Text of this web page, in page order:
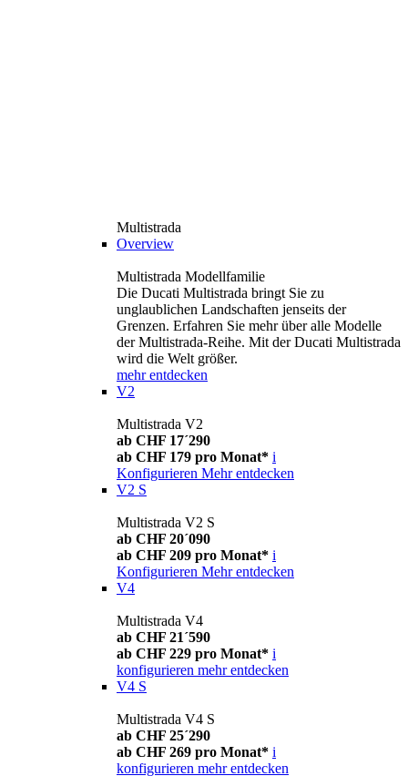
Multistrada
Overview
Multistrada Modellfamilie
Die Ducati Multistrada bringt Sie zu
unglaublichen Landschaften jenseits der
Grenzen. Erfahren Sie mehr über alle Modelle
der Multistrada-Reihe. Mit der Ducati Multistrada
wird die Welt größer.
mehr entdecken
V2
Multistrada V2
ab CHF 17´290
ab CHF 179 pro Monat* i
Konfigurieren Mehr entdecken
V2 S
Multistrada V2 S
ab CHF 20´090
ab CHF 209 pro Monat* i
Konfigurieren Mehr entdecken
V4
Multistrada V4
ab CHF 21´590
ab CHF 229 pro Monat* i
konfigurieren mehr entdecken
V4 S
Multistrada V4 S
ab CHF 25´290
ab CHF 269 pro Monat* i
konfigurieren mehr entdecken